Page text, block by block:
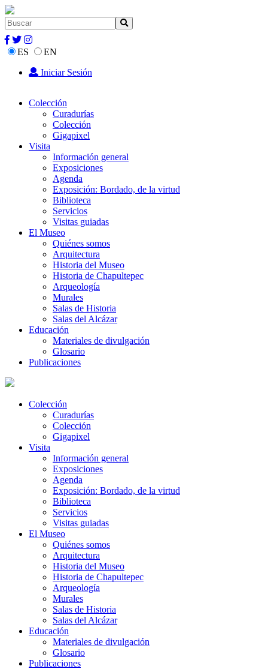
ES
EN
Iniciar Sesión
Colección
Curadurías
Colección
Gigapixel
Visita
Información general
Exposiciones
Agenda
Exposición: Bordado, de la virtud
Biblioteca
Servicios
Visitas guiadas
El Museo
Quiénes somos
Arquitectura
Historia del Museo
Historia de Chapultepec
Arqueología
Murales
Salas de Historia
Salas del Alcázar
Educación
Materiales de divulgación
Glosario
Publicaciones
Colección
Curadurías
Colección
Gigapixel
Visita
Información general
Exposiciones
Agenda
Exposición: Bordado, de la virtud
Biblioteca
Servicios
Visitas guiadas
El Museo
Quiénes somos
Arquitectura
Historia del Museo
Historia de Chapultepec
Arqueología
Murales
Salas de Historia
Salas del Alcázar
Educación
Materiales de divulgación
Glosario
Publicaciones